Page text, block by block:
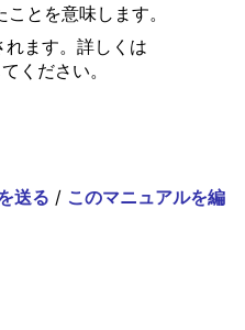
とを意味します。
ます。詳しくは
ください。
送る / このマニュアルを編